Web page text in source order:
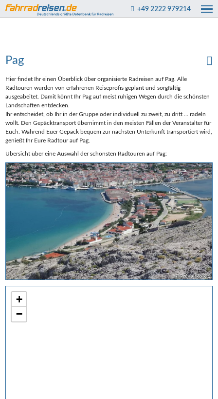
+49 2222 979214
reini74 auf pixabay
+
−
Pag
Hier findet Ihr einen Überblick über organisierte Radreisen auf Pag. Alle
Radtouren wurden von erfahrenen Reiseprofis geplant und sorgfältig
ausgeabeitet. Damit könnt Ihr Pag auf meist ruhigen Wegen durch die schönsten
Landschaften entdecken.
Ihr entscheidet, ob Ihr in der Gruppe oder individuell zu zweit, zu dritt ... radeln
wollt. Den Gepäcktransport übernimmt in den meisten Fällen der Veranstalter für
Euch. Während Euer Gepäck bequem zur nächsten Unterkunft transportiert wird,
genießt Ihr Eure Radtour auf Pag.
Übersicht über eine Auswahl der schönsten Radtouren auf Pag: